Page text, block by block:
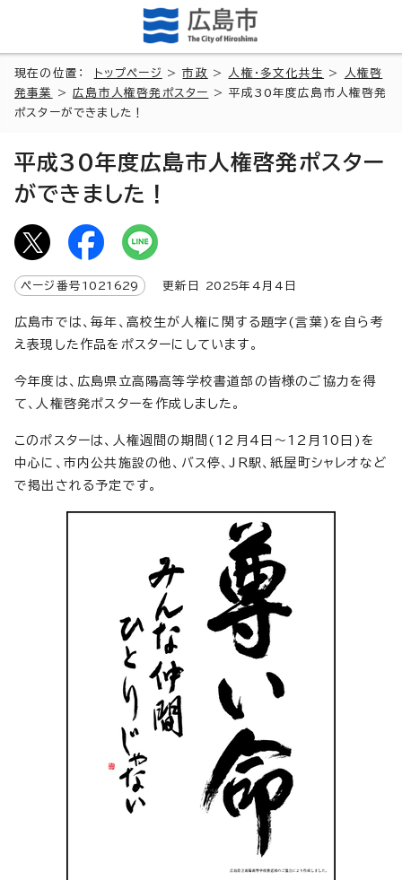
現在の位置： トップページ >市政 > 人権・多文化共生 >
人権啓
発事業
>広島市人権啓発ポスター
> 平成30年度広島市人権啓発
ポスターができました！
平成30年度広島市人権啓発ポスター
ができました！
ページ番号 1021629 更新日 2025年4月4日
広島市では、毎年、高校生が人権に関する題字(言葉)を自ら考
え表現した作品をポスターにしています。
今年度は、広島県立高陽高等学校書道部の皆様のご協力を得
て、人権啓発ポスターを作成しました。
このポスターは、人権週間の期間(12月4日～12月10日)を
中心に、市内公共施設の他、バス停、JR駅、紙屋町シャレオなど
で掲出される予定です。